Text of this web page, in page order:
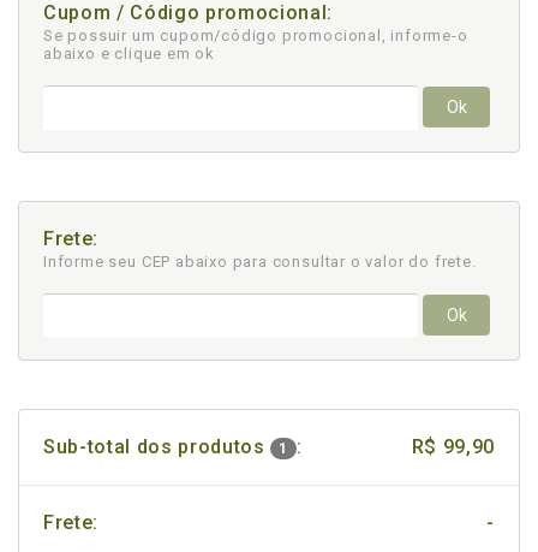
Cupom / Código promocional:
Se possuir um cupom/código promocional, informe-o
abaixo e clique em ok
Ok
Frete:
Informe seu CEP abaixo para consultar o valor do frete.
Ok
Sub-total dos produtos 1 : R$ 99,90
Frete: -